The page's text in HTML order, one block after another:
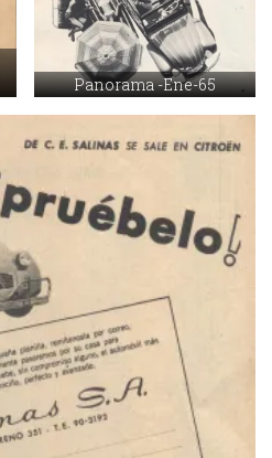
Panorama -Ene-65